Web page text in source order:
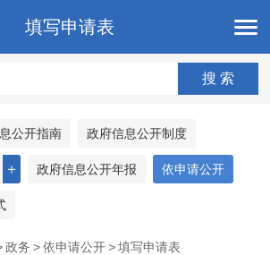
填写申请表
公开指南 政府信息公开制度
＋ 政府信息公开年报 依申请公开
政务 > 依申请公开 > 填写申请表